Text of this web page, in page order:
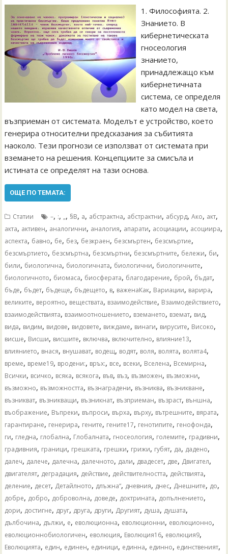
1. Философията. 2.
Знанието. В
кибернетическата
гносеология
знанието,
принадлежащо към
кибернетичната
система, се определя
като модел на света,
възприеман от системата. Моделът е устройство, което
генерира относителни предсказания за събитията
наоколо. Тези прогнози се използват от системата при
вземането на решения. Концепциите за смисъла и
истината се определят на тази основа.
ОЩЕ ПО ТЕМАТА:
Статии –, :, „, §В, а, абстрактна, абстрактни, абсурд,Ако, акт,
акта, активен, аналогични, аналогия, апарати, асоциации, асоциира,
аспекта, бавно, бе, без, безкраен, безсмъртен, безсмъртие,
безсмъртието, безсмъртна, безсмъртни, безсмъртните, бележи, би,
били, биологична, биологичната, биологични, биологичните,
биологичното, биомаса, биосферата, благодарение, брой, бъдат,
бъде, бъдет, бъдеще, бъдещето, в, важенаКак, Вариации, варира,
великите, вероятно, веществата, взаимодействие, Взаимодействието,
взаимодействията, взаимоотношението, вземането, вземат, вид,
вида, видим, видове, видовете, виждаме, винаги, вирусите, Високо,
висше, Висши, висшите, включва, включително, влияние13,
влиянието, внася, внушават, водещ, водят, воля, волята, волята4,
време, време19, вродени:, връх:, все, всеки, Вселена, Всемирна,
Всички, всичко, всяка, всякога, във, въз, възможен, възможни,
възможно, възможността, възнаградени, възниква, възникване,
възникват, възникващи, възникнат, възприеман, възраст, външна,
въображение, Въпреки, въпроси, върха, върху, вътрешните, вярата,
гарантиране, генерира, гените, гените17, генотипите, генофонда,
ги, гледна, глобална, Глобалната, гносеология, големите, градивни,
градивния, граници, грешката, грешки, грижи, губят, да, дадено,
далеч, далече, далечна, далечното, дали, двадесет, две, Двигател,
двигателят, деградация, действие, действителността, действията,
деление, десет, Детайлното, длъжна“, дневния, днес, Днешните, до,
добре, добро, доброволна, доведе, доктрината, допълнението,
дори, достигне, друг, друга, други, Другият, душа, душата,
дълбочина, дължи, е, еволюционна, еволюционни, еволюционно,
еволюционнобиологичен, еволюция, Еволюция16, еволюция9,
Еволюцията, един, единен, единици, единна, единно, единственият,